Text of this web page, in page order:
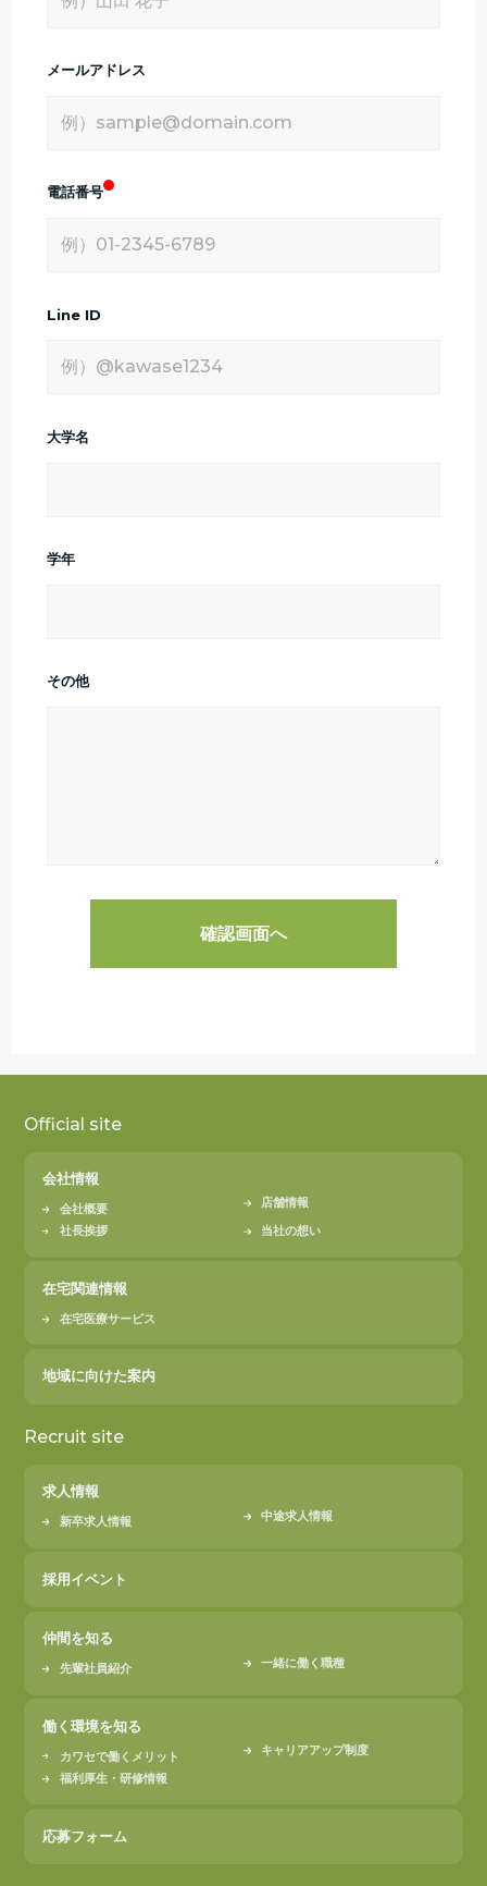
メールアドレス
電話番号
Line ID
大学名
学年
その他
Official site
会社情報
会社概要
店舗情報
社長挨拶
当社の想い
在宅関連情報
在宅医療サービス
地域に向けた案内
Recruit site
求人情報
新卒求人情報 中途求人情報
採用イベント
仲間を知る
先輩社員紹介 一緒に働く職種
働く環境を知る
カワセで働くメリット
キャリアアップ制度
福利厚生・研修情報
応募フォーム